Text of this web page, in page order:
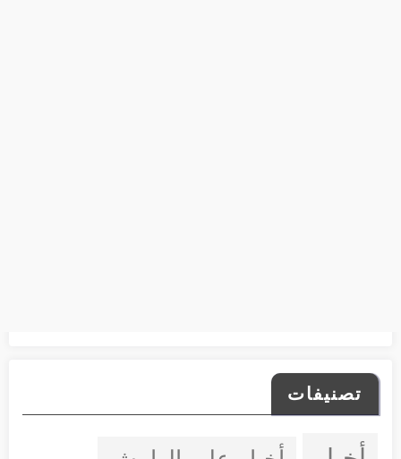
تصنيفات